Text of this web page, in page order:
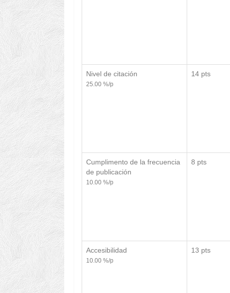
Nivel de citación
25.00 %/p
14 pts
Cumplimento de la frecuencia
de publicación
10.00 %/p
8 pts
Accesibilidad
10.00 %/p
13 pts